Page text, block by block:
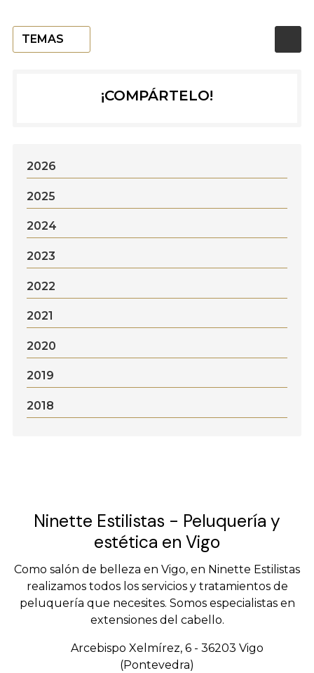
TEMAS
¡COMPÁRTELO!
2026
2025
2024
2023
2022
2021
2020
2019
2018
Ninette Estilistas - Peluquería y
estética en Vigo
Como salón de belleza en Vigo, en Ninette Estilistas
realizamos todos los servicios y tratamientos de
peluquería que necesites. Somos especialistas en
extensiones del cabello.
Arcebispo Xelmírez, 6 - 36203 Vigo
(Pontevedra)